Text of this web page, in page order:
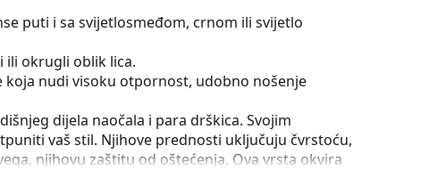
puti i sa svijetlosmeđom, crnom ili svijetlo
ili okrugli oblik lica.
nudi visoku otpornost, udobno nošenje
dijela naočala i para drškica. Svojim
vaš stil. Njihove prednosti uključuju čvrstoću,
njihovu zaštitu od oštećenja. Ova vrsta okvira